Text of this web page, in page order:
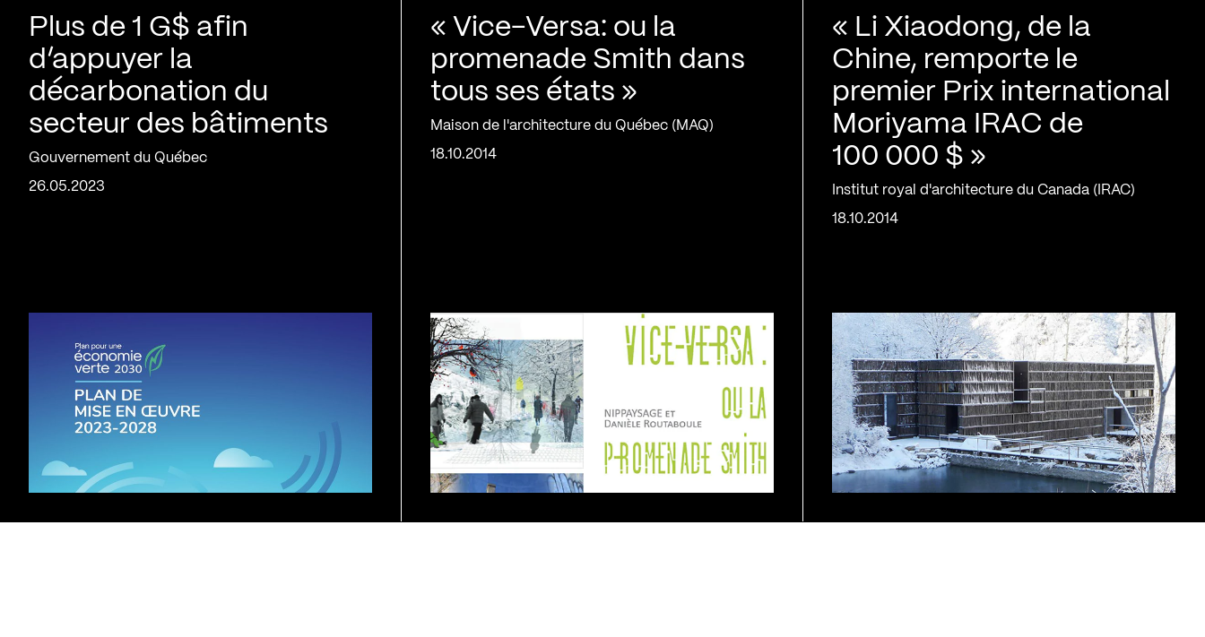
Plus de 1 G$ afin
d’appuyer la
décarbonation du
secteur des bâtiments
Gouvernement du Québec
26.05.2023
« Vice-Versa: ou la
promenade Smith dans
tous ses états »
Maison de l'architecture du Québec (MAQ)
18.10.2014
« Li Xiaodong, de la
Chine, remporte le
premier Prix international
Moriyama IRAC de
100 000 $ »
Institut royal d'architecture du Canada (IRAC)
18.10.2014